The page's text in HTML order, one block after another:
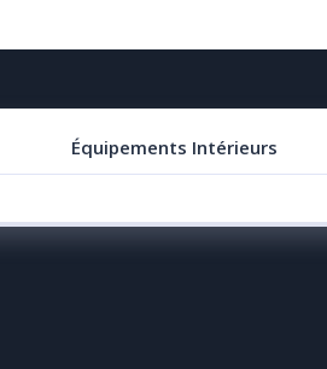
Équipements Intérieurs